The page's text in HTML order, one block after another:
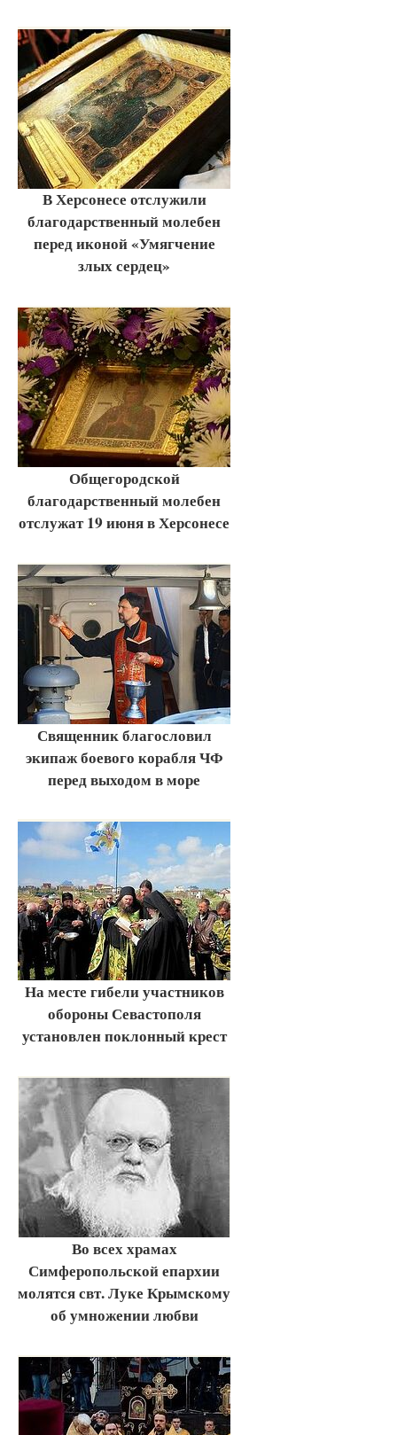
В Херсонесе отслужили
благодарственный молебен
перед иконой «Умягчение
злых сердец»
Общегородской
благодарственный молебен
отслужат 19 июня в Херсонесе
Священник благословил
экипаж боевого корабля ЧФ
перед выходом в море
На месте гибели участников
обороны Севастополя
установлен поклонный крест
Во всех храмах
Симферопольской епархии
молятся свт. Луке Крымскому
об умножении любви